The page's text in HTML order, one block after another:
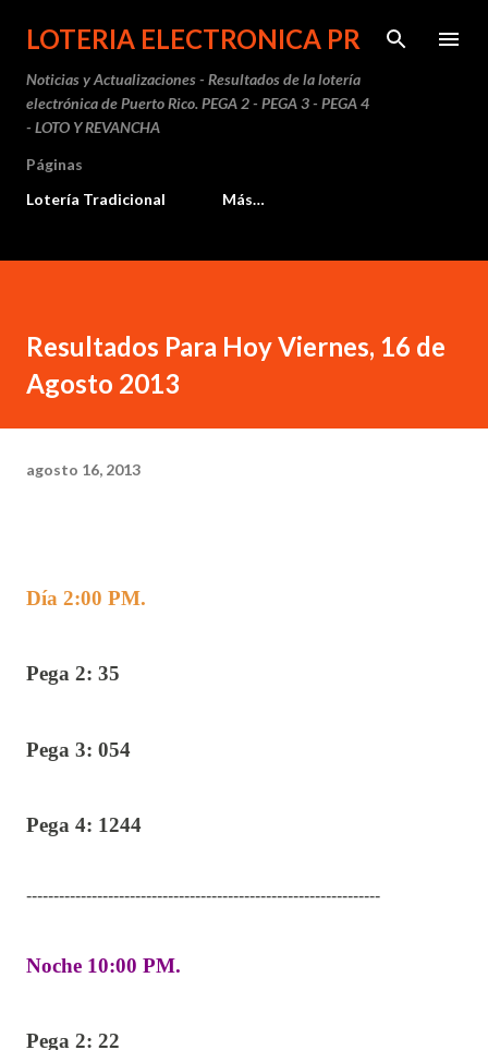
Ir al contenido principal
LOTERIA ELECTRONICA PR
Noticias y Actualizaciones - Resultados de la lotería
electrónica de Puerto Rico. PEGA 2 - PEGA 3 - PEGA 4
- LOTO Y REVANCHA
Páginas
Lotería Tradicional
Más…
Resultados Para Hoy Viernes, 16 de
Agosto 2013
agosto 16, 2013
Día 2:00 PM.
Pega 2: 35
Pega 3: 054
Pega 4: 1244
-----------------------------------------------------------------
Noche 10:00 PM.
Pega 2: 22